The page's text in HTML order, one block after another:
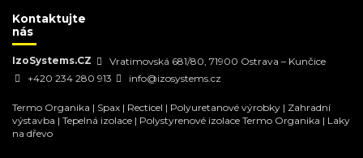
Kontaktujte
nás
IzoSystems.CZ
Vratimovská 681/80, 71900 Ostrava – Kunčice
+420 234 280 913
info@izosystems.cz
Termo Organika | Spax | Recticel | Polyuretanové výrobky | Zahradní
výstavba | Tepelná izolace | Polystyrenové izolace Termo Organika | Laky
na dřevo